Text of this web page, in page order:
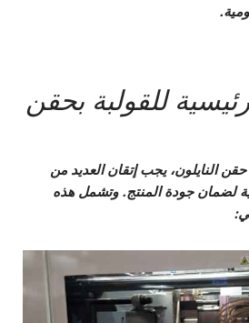
للقولبة بحقن
حقن النايلون، يجب إتقان العديد من
لضمان جودة المنتج. وتشمل هذه